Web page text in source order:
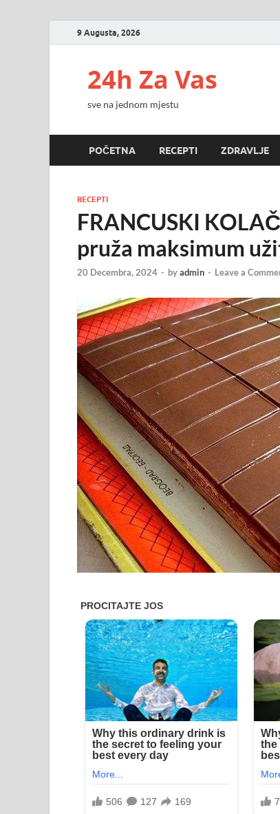
9 Augusta, 2026
24h Za Vas
sve na jednom mjestu
POČETNA RECEPTI ZDRAVLJE
RECEPTI
FRANCUSKI
pruža maksimum
20 Decembra, 2024 - byadmin - Leave a